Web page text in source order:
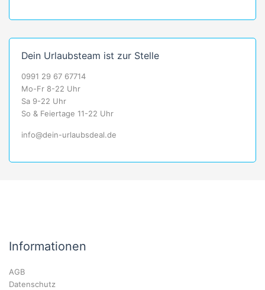
Dein Urlaubsteam ist zur Stelle
0991 29 67 67714
Mo-Fr 8-22 Uhr
Sa 9-22 Uhr
So & Feiertage 11-22 Uhr
info@dein-urlaubsdeal.de
Informationen
AGB
Datenschutz